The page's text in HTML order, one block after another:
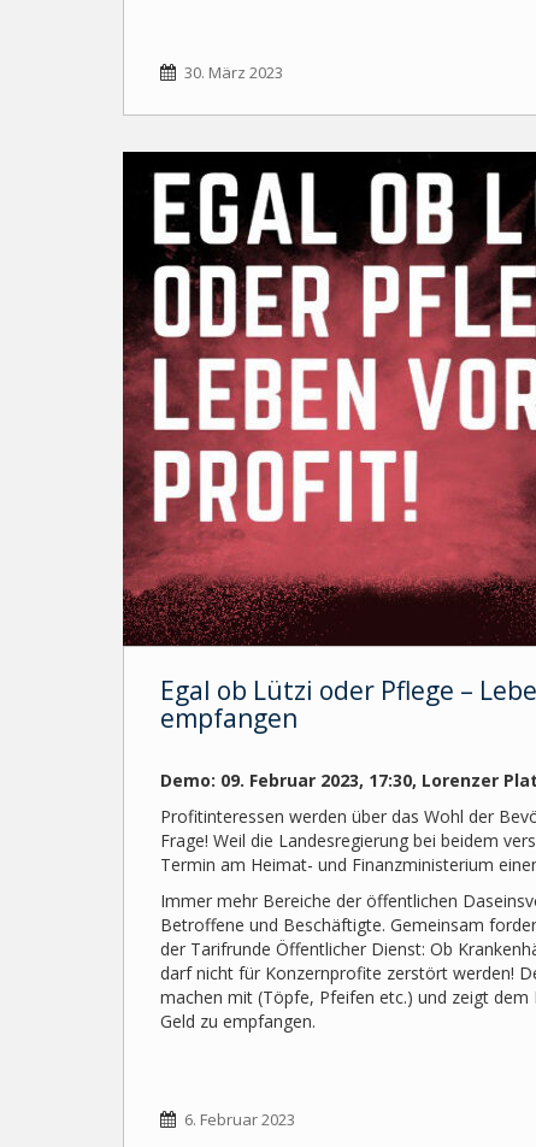
30. März 2023
Egal ob Lützi oder Pflege –
empfangen
Demo: 09. Februar 2023, 17:30, Lorenzer
Profitinteressen werden über das Wohl der
Frage! Weil die Landesregierung bei beidem
Termin am Heimat- und Finanzministerium
Immer mehr Bereiche der öffentlichen
Betroffene und Beschäftigte. Gemeinsam
der Tarifrunde Öffentlicher Dienst: Ob
darf nicht für Konzernprofite zerstört werden!
machen mit (Töpfe, Pfeifen etc.) und zeigt
Geld zu empfangen.
6. Februar 2023